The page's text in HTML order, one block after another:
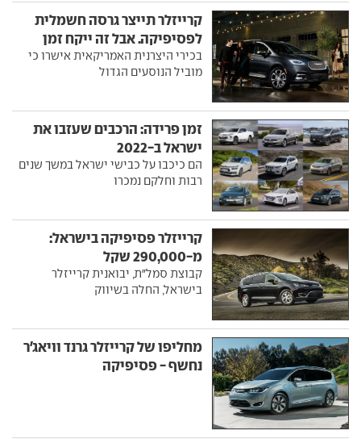
קרייזלר תייצר גרסה חשמלית
לפסיפיקה. אבל זה ייקח זמן
בכירי היצרנית האמריקאית אישרו כי
מוביל הנוסעים הגדול
זמן פרידה: הרכבים שעזבו את
ישראל ב-2022
הם כיכבו על כבישי ישראל במשך שנים
רבות וחלקם נמכרו
קרייזלר פסיפיקה בישראל:
מ-290,000 שקל
קבוצת סמל"ת, יבואנית קרייזלר
בישראל, החלה בשיווק
מחליפו של קרייזלר גרנד וויאג'ר
נחשף - פסיפיקה